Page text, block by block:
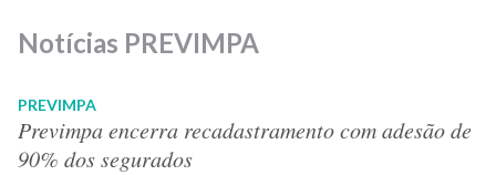
Notícias PREVIMPA
PREVIMPA
Previmpa encerra recadastramento com adesão de
90% dos segurados